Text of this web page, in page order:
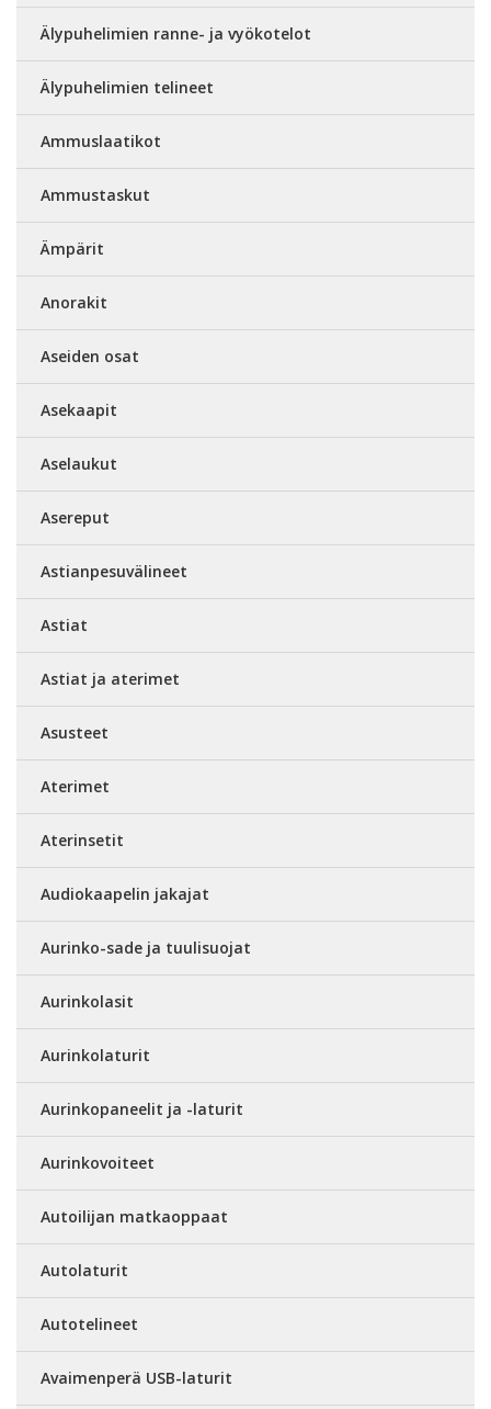
Älypuhelimien ranne- ja vyökotelot
Älypuhelimien telineet
Ammuslaatikot
Ammustaskut
Ämpärit
Anorakit
Aseiden osat
Asekaapit
Aselaukut
Asereput
Astianpesuvälineet
Astiat
Astiat ja aterimet
Asusteet
Aterimet
Aterinsetit
Audiokaapelin jakajat
Aurinko-sade ja tuulisuojat
Aurinkolasit
Aurinkolaturit
Aurinkopaneelit ja -laturit
Aurinkovoiteet
Autoilijan matkaoppaat
Autolaturit
Autotelineet
Avaimenperä USB-laturit